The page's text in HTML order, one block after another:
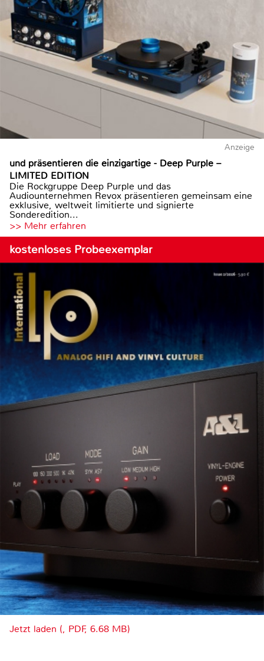
Anzeige
und präsentieren die einzigartige - Deep Purple –
LIMITED EDITION
Die Rockgruppe Deep Purple und das
Audiounternehmen Revox präsentieren gemeinsam eine
exklusive, weltweit limitierte und signierte
Sonderedition...
>> Mehr erfahren
kostenloses Probeexemplar
Jetzt laden (, PDF, 6.68 MB)